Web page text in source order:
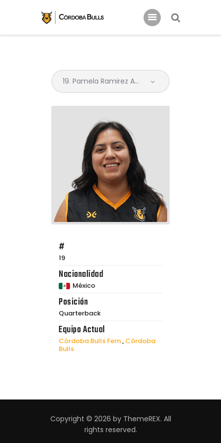
CLUB
ACTUALIDAD
PATROCINIO
#
19
Nacionalidad
México
Posición
Quarterback
Equipo Actual
Córdoba Bulls Fem., Córdoba
Bulls
Copyright © 2026 by ThemeREX. All
rights reserved.